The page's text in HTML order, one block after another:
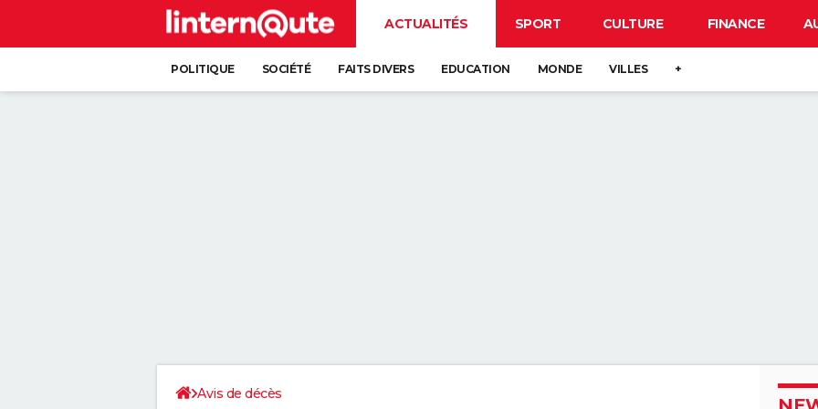
ACTUALITÉS SPORT CULTURE FINANCE
POLITIQUE SOCIÉTÉ FAITS DIVERS EDUCATION MONDE VILLES +
Avis de décès